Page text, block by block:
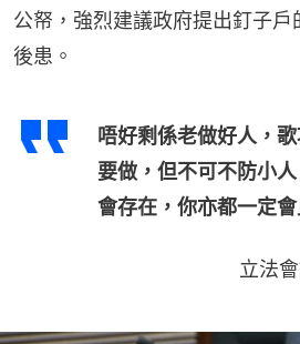
公帑，強烈建議政府提出釘子
後患。
唔好剩係老做好人，
要做，但不可不防小
會存在，你亦都一定會
立法